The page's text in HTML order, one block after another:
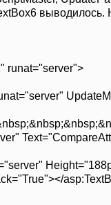
выводилось.